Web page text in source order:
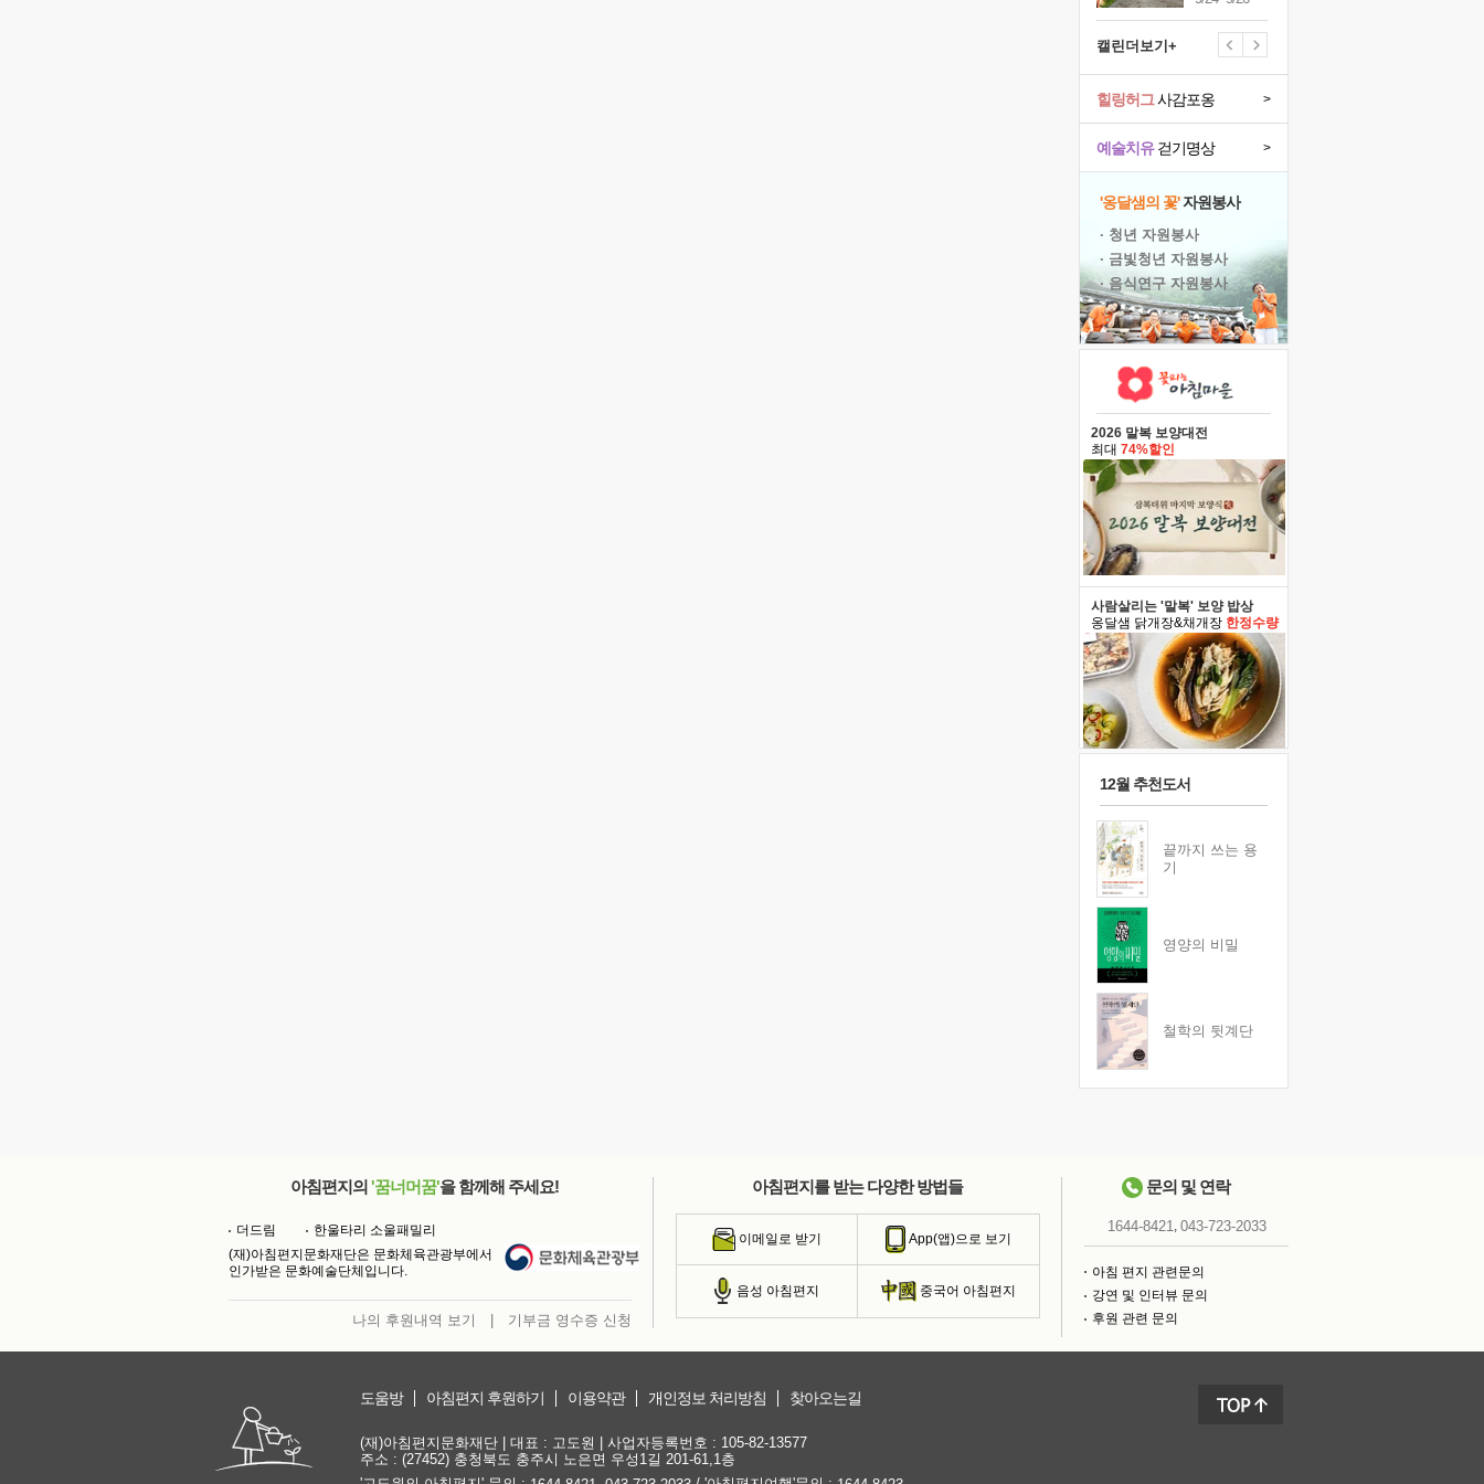
캘린더보기+
예술치유걷기명상 >
힐링허그사감포옹 >
'옹달샘의 꽃'자원봉사
· 청년 자원봉사
· 금빛청년 자원봉사
· 음식연구 자원봉사
2026 말복 보양대전
최대 74%할인
사람살리는 '말복' 보양 밥상
옹달샘 닭개장&채개장 한정수량
12월 추천도서
끝까지 쓰는 용
기
영양의 비밀
철학의 뒷계단
아침편지의 '꿈너머꿈'을 함께해 주세요!
더드림
한울타리 소울패밀리
(재)아침편지문화재단은 문화체육관광부에서
인가받은 문화예술단체입니다.
나의 후원내역 보기 기부금 영수증 신청
아침편지를 받는 다양한 방법들
이메일로 받기 App(앱)으로 보기
음성 아침편지 중국어 아침편지
문의 및 연락
1644-8421, 043-723-2033
아침 편지 관련문의
강연 및 인터뷰 문의
후원 관련 문의
도움방 아침편지 후원하기 이용약관 개인정보 처리방침 찾아오는길
(재)아침편지문화재단 | 대표 : 고도원 | 사업자등록번호 : 105-82-13577
주소 : (27452) 충청북도 충주시 노은면 우성1길 201-61,1층